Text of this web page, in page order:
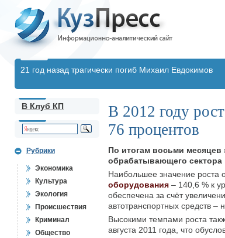
21 год назад трагически погиб Михаил Евдокимов
В Клуб КП
Рубрики
Экономика
Культура
Экология
Происшествия
Криминал
Общество
В 2012 году
76 процентов
По итогам восьми месяцев
обрабатывающего
Наибольшее значение роста
оборудования – 140,6 % к
обеспечена за счёт
автотранспортных средств –
Высокими темпами роста
августа 2011 года, что